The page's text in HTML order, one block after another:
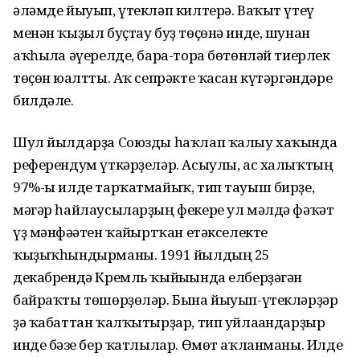
әләмде йыуып, үтекләп килтерә. Ваҡыт үтеү
менән ҡыҙыл буҫтау буҙ төҫөнә инде, шунан
аҡһылға әүерелде, бара-тора бөтөнләй тиерлек
төҫөн юғалтты. Аҡ сепрәкте ҡасан күтәргәндәре
билдәле.
Шул йылдарҙа Союзды һаҡлап ҡалыу хаҡында
референдум үткәрҙеләр. Асыулы, ас халыҡтың
97%-ы илде тарҡатмайыҡ, тип тауыш бирҙе,
мәгәр һайлаусыларҙың фекере ул мәлдә фәҡәт
үҙ мәнфәғәтен ҡайғыртҡан етәкселекте
ҡыҙыҡһындырманы. 1991 йылдың 25
декабрендә Кремль ҡыйығында елберҙәгән
байраҡты төшөрҙөләр. Бына йыуып-үтекләрҙәр
ҙә ҡабаттан ҡалҡытырҙар, тип уйлағандарҙыр
инде бәғзе бер ҡатлылар. Өмөт аҡланманы. Илде